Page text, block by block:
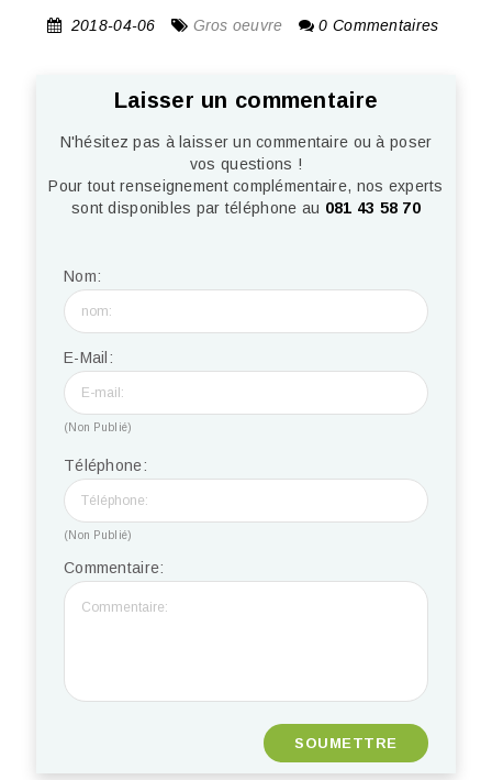
2018-04-06 Gros oeuvre 0 Commentaires
Laisser un commentaire
N'hésitez pas à laisser un commentaire ou à poser
vos questions !
Pour tout renseignement complémentaire, nos experts
sont disponibles par téléphone au 081 43 58 70
Nom:
E-Mail:
(Non Publié)
Téléphone:
(Non Publié)
Commentaire: